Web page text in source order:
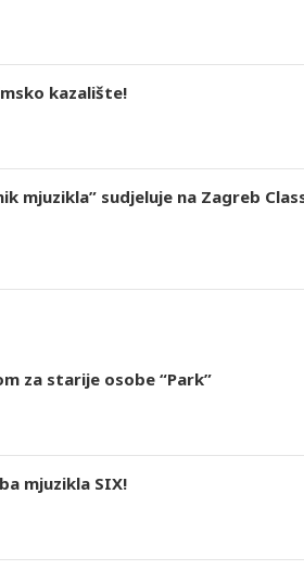
kazalište!
mjuzikla” sudjeluje na Zagreb
za starije osobe “Park”
mjuzikla SIX!